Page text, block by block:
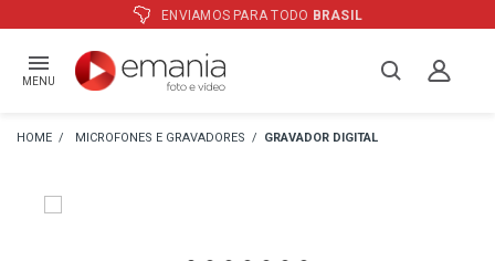
MENU
MICROFONES E GRAVADORES GRAVADOR DIGITAL